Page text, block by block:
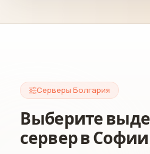
Серверы Болгария
Выберите
сервер в